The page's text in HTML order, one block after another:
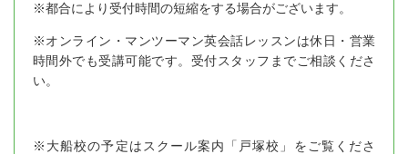
※都合により受付時間の短縮をする場合がございます。
※オンライン・マンツーマン英会話レッスンは休日・営業
時間外でも受講可能です。受付スタッフまでご相談くださ
い。
※大船校の予定はスクール案内「戸塚校」をご覧くださ